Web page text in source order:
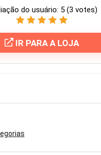
do usuário: 5 (3 votes)
IR PARA A LOJA